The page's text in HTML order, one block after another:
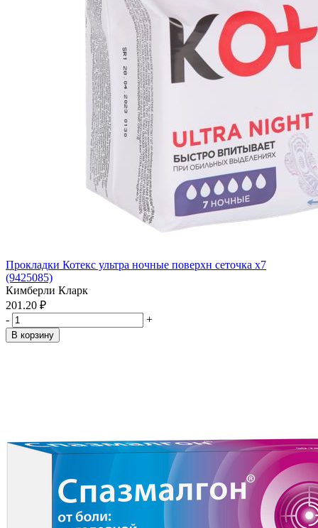
Прокладки Котекс ультра ночные поверхн сеточка x7
(9425085)
Кимберли Кларк
201.20 ₽
-
+
В корзину